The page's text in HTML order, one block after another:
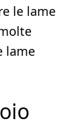
le lame
lame